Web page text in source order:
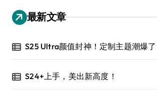
最新文章
S25 Ultra颜值封神！定制主题潮爆了
S24+上手，美出新高度！